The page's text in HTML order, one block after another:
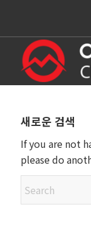
새로운 검색
If you are not
please do